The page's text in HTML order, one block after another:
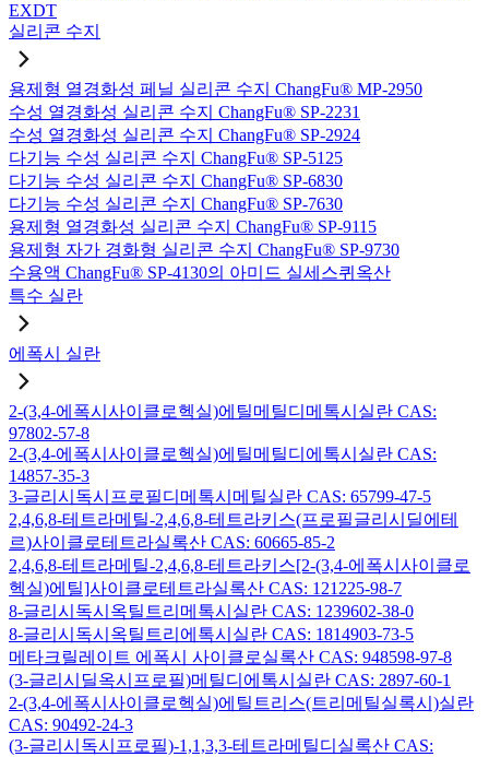
EXDT
실리콘 수지
용제형 열경화성 페닐 실리콘 수지 ChangFu® MP-2950
수성 열경화성 실리콘 수지 ChangFu® SP-2231
수성 열경화성 실리콘 수지 ChangFu® SP-2924
다기능 수성 실리콘 수지 ChangFu® SP-5125
다기능 수성 실리콘 수지 ChangFu® SP-6830
다기능 수성 실리콘 수지 ChangFu® SP-7630
용제형 열경화성 실리콘 수지 ChangFu® SP-9115
용제형 자가 경화형 실리콘 수지 ChangFu® SP-9730
수용액 ChangFu® SP-4130의 아미드 실세스퀴옥산
특수 실란
에폭시 실란
2-(3,4-에폭시사이클로헥실)에틸메틸디메톡시실란 CAS:
97802-57-8
2-(3,4-에폭시사이클로헥실)에틸메틸디에톡시실란 CAS:
14857-35-3
3-글리시독시프로필디메톡시메틸실란 CAS: 65799-47-5
2,4,6,8-테트라메틸-2,4,6,8-테트라키스(프로필글리시딜에테
르)사이클로테트라실록산 CAS: 60665-85-2
2,4,6,8-테트라메틸-2,4,6,8-테트라키스[2-(3,4-에폭시사이클로
헥실)에틸]사이클로테트라실록산 CAS: 121225-98-7
8-글리시독시옥틸트리메톡시실란 CAS: 1239602-38-0
8-글리시독시옥틸트리에톡시실란 CAS: 1814903-73-5
메타크릴레이트 에폭시 사이클로실록산 CAS: 948598-97-8
(3-글리시딜옥시프로필)메틸디에톡시실란 CAS: 2897-60-1
2-(3,4-에폭시사이클로헥실)에틸트리스(트리메틸실록시)실란
CAS: 90492-24-3
(3-글리시독시프로필)-1,1,3,3-테트라메틸디실록산 CAS: